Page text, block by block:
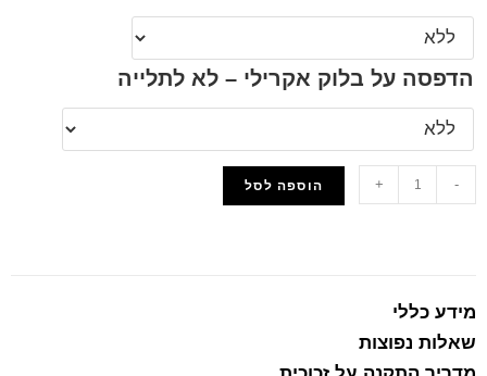
הדפסה על בלוק אקרילי – לא לתלייה
-
+ הוספה לסל
מידע כללי
שאלות נפוצות